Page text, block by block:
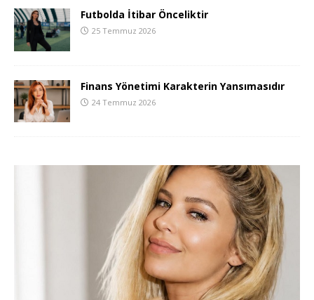
Futbolda İtibar Önceliktir
25 Temmuz 2026
Finans Yönetimi Karakterin Yansımasıdır
24 Temmuz 2026